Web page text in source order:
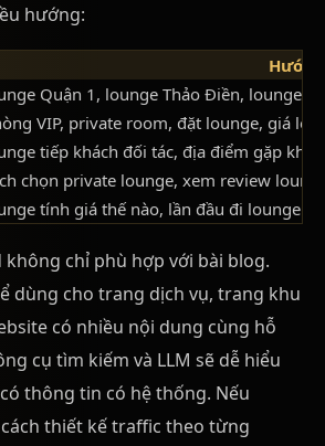
hướng:
Quận 1, lounge Thảo Điền, lounge
VIP, private room, đặt lounge, giá
tiếp khách đối tác, địa điểm gặp
chọn private lounge, xem review
tính giá thế nào, lần đầu đi lounge
chỉ phù hợp với bài blog.
dùng cho trang dịch vụ, trang khu
có nhiều nội dung cùng hỗ
cụ tìm kiếm và LLM sẽ dễ hiểu
thông tin có hệ thống. Nếu
thiết kế traffic theo từng